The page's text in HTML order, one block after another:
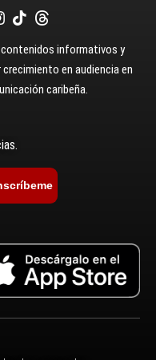
informativos y
en audiencia en
caribeña.